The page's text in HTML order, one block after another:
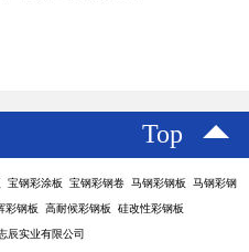
Top
宝钢彩涂板 宝钢彩钢卷 马钢彩钢板 马钢彩钢
钢板 高耐候彩钢板 硅改性彩钢板
辰实业有限公司